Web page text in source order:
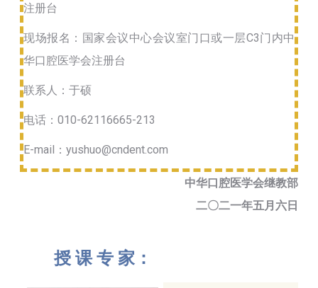
注册台
现场报名：国家会议中心会议室门口或一层C3门内中
华口腔医学会注册台
联系人：于硕
电话：010-62116665-213
E-mail：yushuo@cndent.com
中华口腔医学会继教部
二〇二一年五月六日
授 课 专 家：